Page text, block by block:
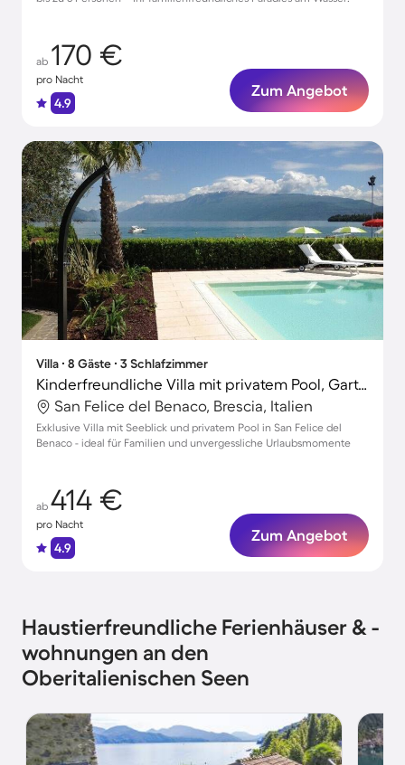
ab 170 €
pro Nacht
4.9
Zum Angebot
Villa ∙ 8 Gäste ∙ 3 Schlafzimmer
Kinderfreundliche Villa mit privatem Pool, Garten und Grill | Seeblick
San Felice del Benaco, Brescia, Italien
Exklusive Villa mit Seeblick und privatem Pool in San Felice del
Benaco - ideal für Familien und unvergessliche Urlaubsmomente
ab 414 €
pro Nacht
4.9
Zum Angebot
Haustierfreundliche Ferienhäuser & -
wohnungen an den
Oberitalienischen Seen